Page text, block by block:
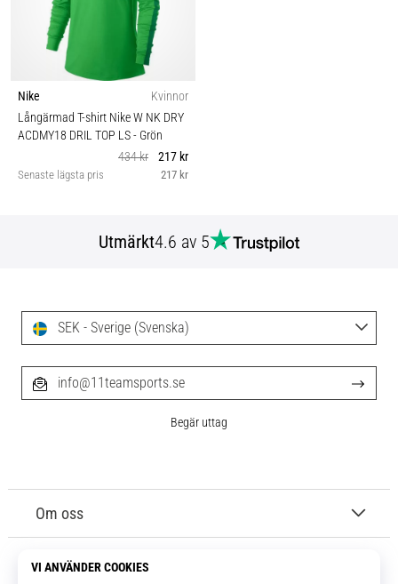
Nike
Kvinnor
Långärmad T-shirt Nike W NK DRY
ACDMY18 DRIL TOP LS- Grön
434 kr
217 kr
Senaste lägsta pris 217 kr
Utmärkt4.6 av 5
Om oss
Kundtjänst
SEK - Sverige (Svenska)
info@11teamsports.se
Begär uttag